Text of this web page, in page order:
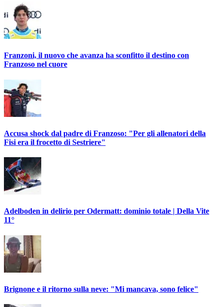
Franzoni, il nuovo che avanza ha sconfitto il destino con
Franzoso nel cuore
Accusa shock dal padre di Franzoso: "Per gli allenatori della
Fisi era il frocetto di Sestriere"
Adelboden in delirio per Odermatt: dominio totale | Della Vite
11°
Brignone e il ritorno sulla neve: "Mi mancava, sono felice"